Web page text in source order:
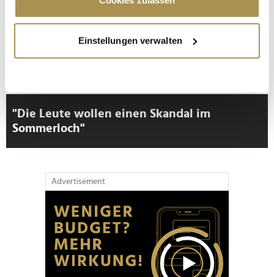
Informationen über Ihre geografische Lage
erfassen, welche bis auf einige Meter genau sein
Erfahren Sie mehr darüber, wie Ihre persönlichen Daten
Abschnitt Einzelheitenfest.
Wir verwenden Cookies, um Inhalte und Anzeigen zu
zu können und die Zugriffe auf unsere Website zu
analysieren. Außerdem geben wir Informationen zu Ihrer
Verwendung unserer Website an unsere Partner für
soziale Medien, Werbung und Analysen weiter. Unsere
Partner führen diese Informationen möglicherweise mit
Einstellungen verwalten
"Die Leute wollen einen Skandal im
Sommerloch"
Advertisement